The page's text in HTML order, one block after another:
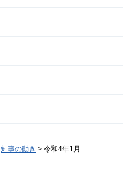
知事の動き > 令和4年1月